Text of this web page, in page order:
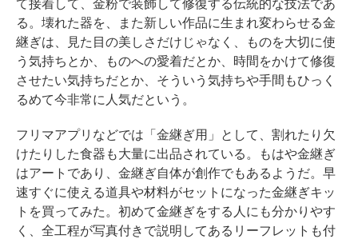
て接着して、金粉で装飾して修復する伝統的な技法であ
る。壊れた器を、また新しい作品に生まれ変わらせる金
継ぎは、見た目の美しさだけじゃなく、ものを大切に使
う気持ちとか、ものへの愛着だとか、時間をかけて修復
させたい気持ちだとか、そういう気持ちや手間もひっく
るめて今非常に人気だという。
フリマアプリなどでは「金継ぎ用」として、割れたり欠
けたりした食器も大量に出品されている。もはや金継ぎ
はアートであり、金継ぎ自体が創作でもあるようだ。早
速すぐに使える道具や材料がセットになった金継ぎキッ
トを買ってみた。初めて金継ぎをする人にも分かりやす
く、全工程が写真付きで説明してあるリーフレットも付